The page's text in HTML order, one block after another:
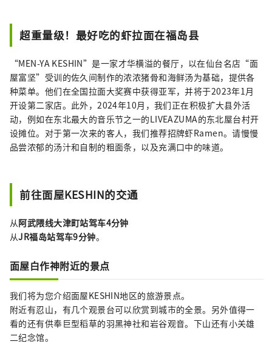
超重量级！最好吃的虾拉面在福岛县
“MEN-YA KESHIN”是一家才华横溢的餐厅，以在仙台名店“面
屋富坚”受训的佐久间制作的浓浓猪骨和海鲜汤为基础，提供各
种菜单。他们在全国拉面大奖赛中获得亚军，并将于2023年1月
开设第二家店。此外，2024年10月，我们正在积极扩大县外活
动，例如在东北最大的音乐节之一的LIVEAZUMA的东北屋台村开
设摊位。对于第一次来的客人，我们推荐招牌虾Ramen。请慢慢
品尝浓郁的汤汁和自制的粗面条，以及充满口中的味道。
前往面屋KESHIN的交通
从阿武隈线大津町站驾车4分钟
从JR福岛站驾车9分钟。
面屋白作神附近的景点
我们将为您介绍面屋KESHIN地区的旅游景点。
附近有忍山，有几个观景台可以欣赏到城市的全景。另外值得一
看的还有供奉巨型稻草的羽黑神社和岩谷观音。下山还有小关雄
二纪念馆。